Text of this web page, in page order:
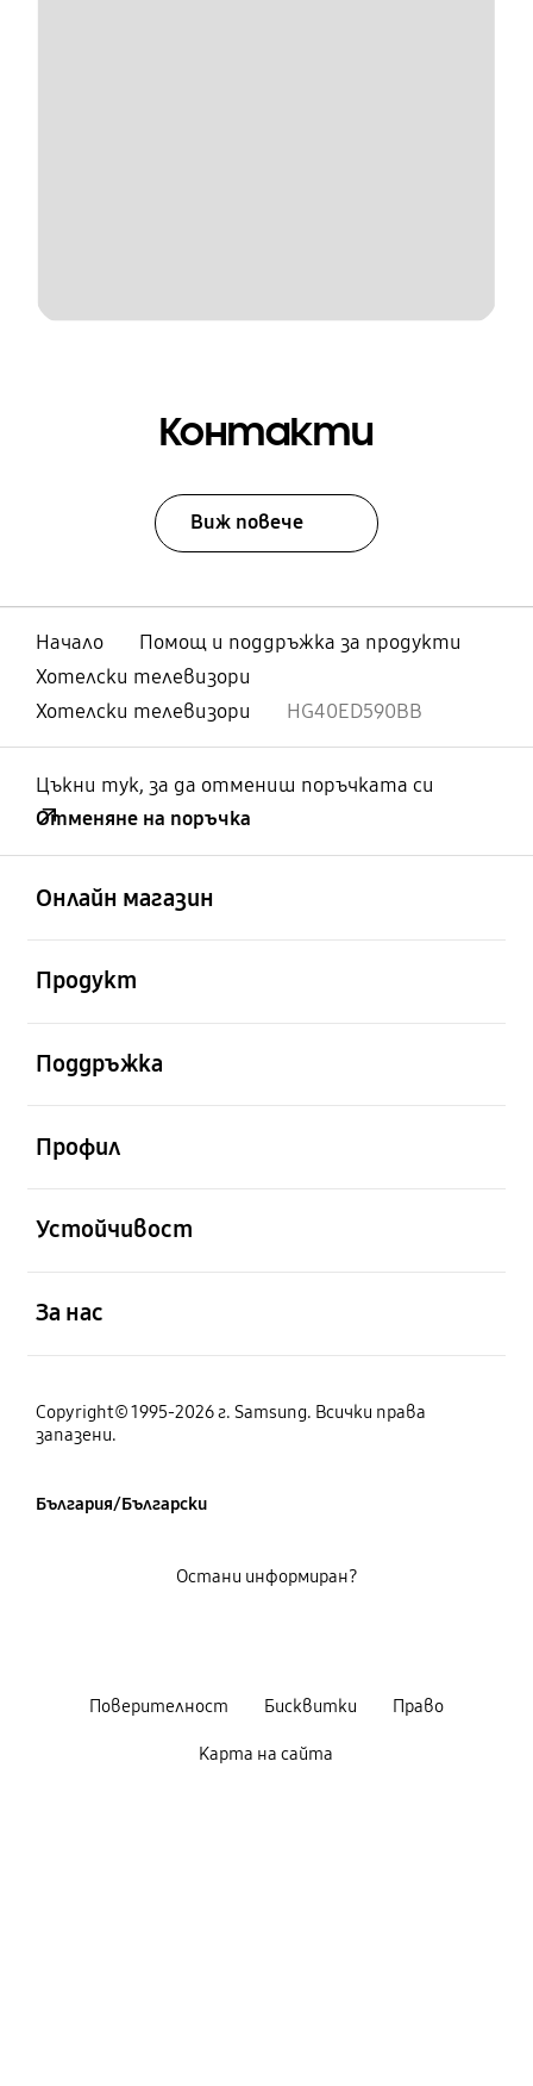
Контакти
Виж повече
Начало
Помощ и поддръжка за продукти
Хотелски телевизори
Хотелски телевизори
HG40ED590BB
Цъкни тук, за да отмениш поръчката си
Отменяне на поръчка
Онлайн магазин
Продукт
Поддръжка
Профил
Устойчивост
За нас
Copyright© 1995-2026 г. Samsung. Всички права
запазени.
България/Български
Поверителност Бисквитки Право
Карта на сайта
Остани информиран?